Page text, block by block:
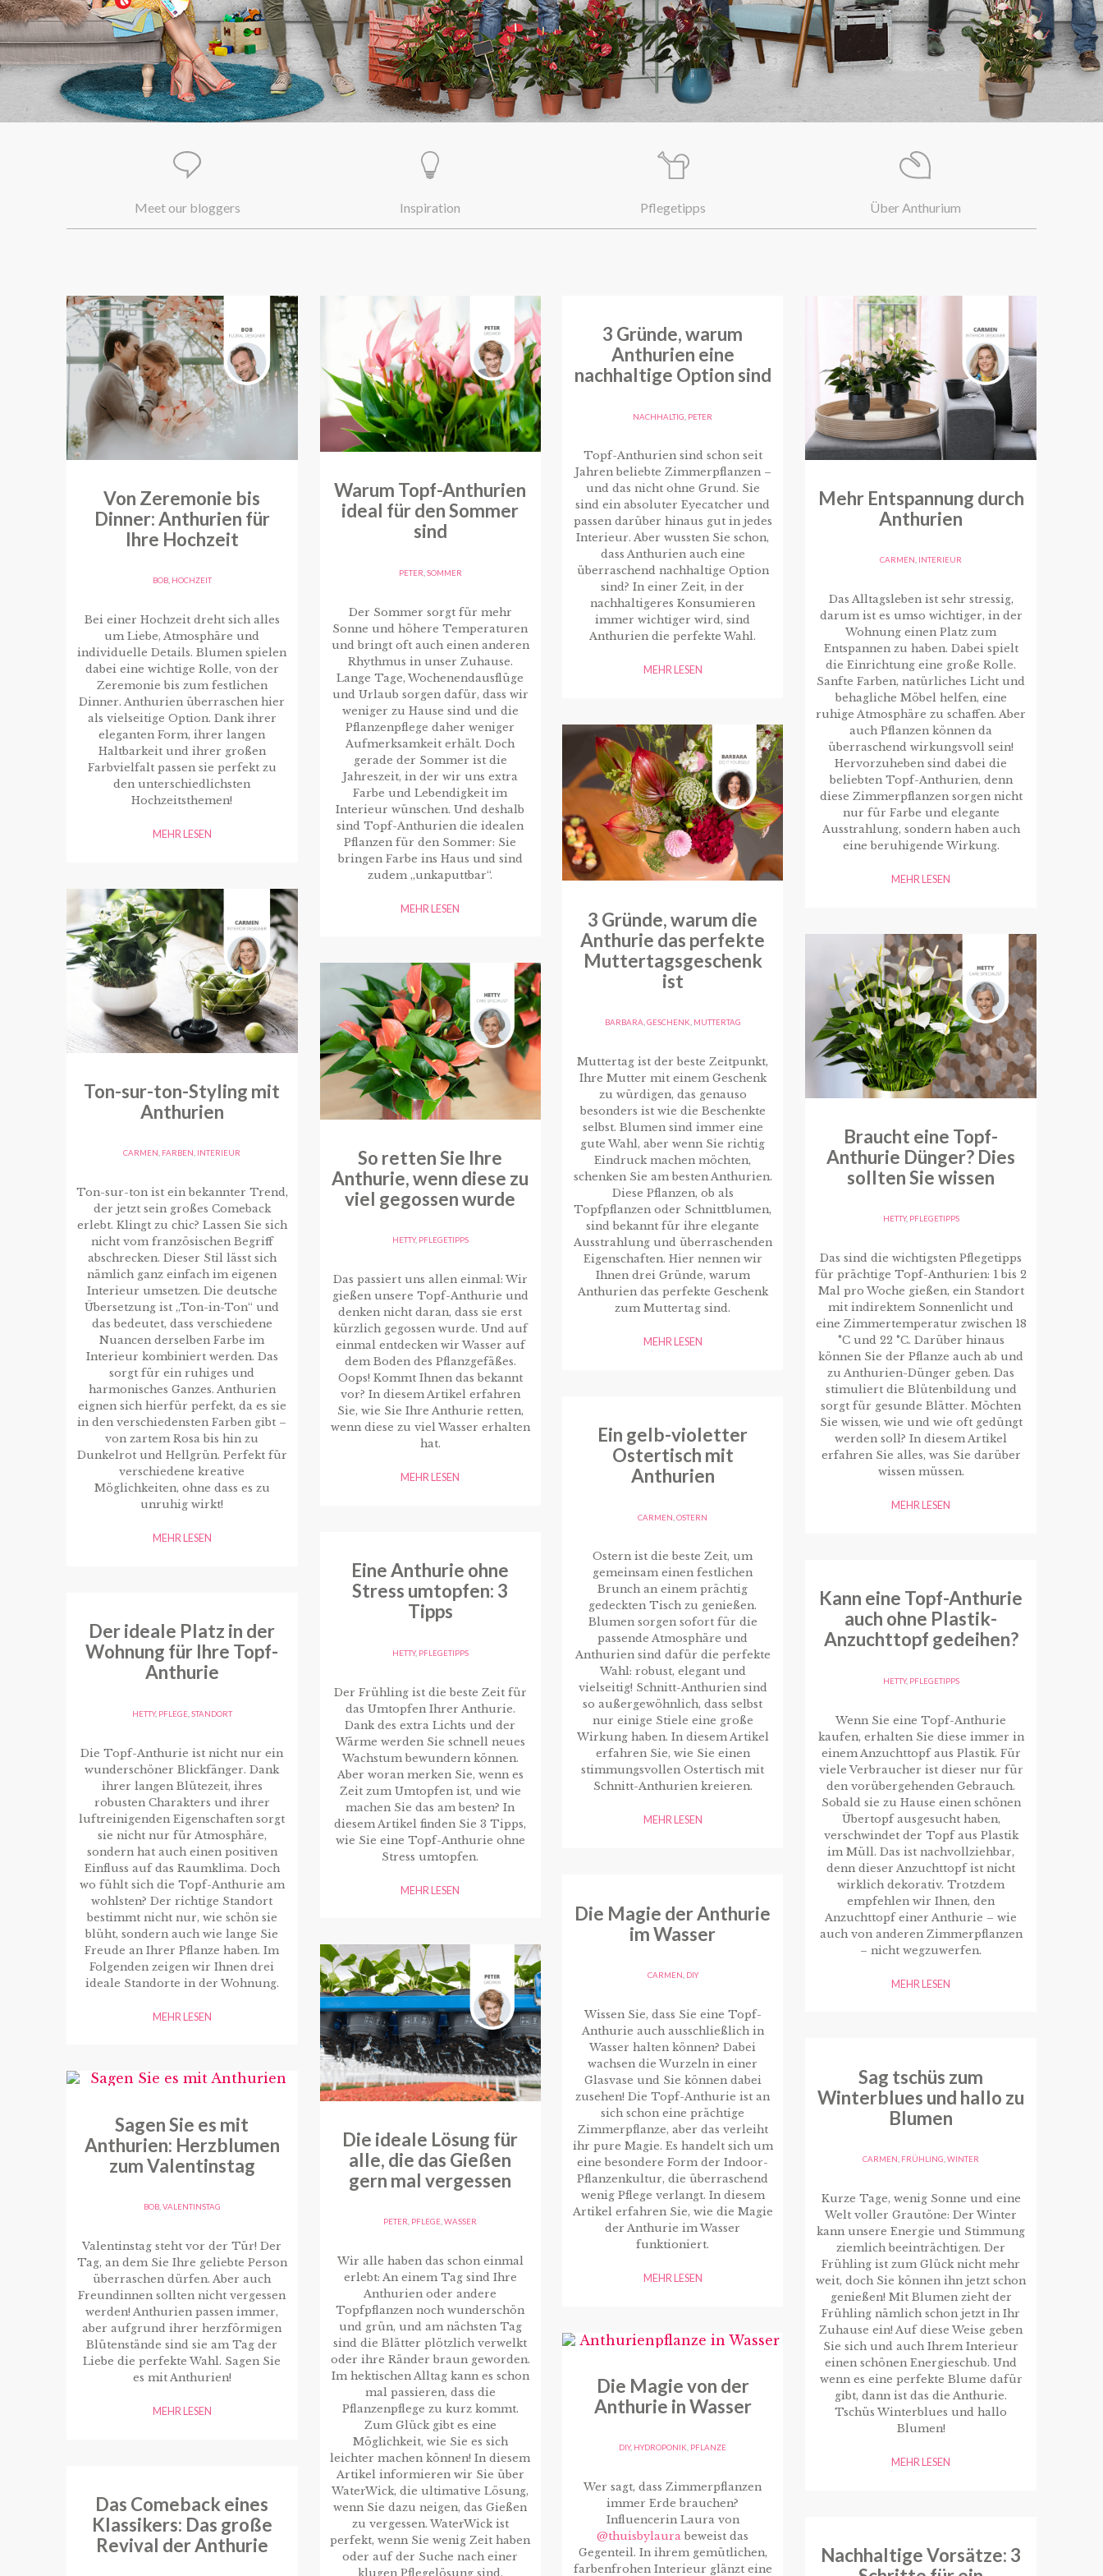
Meet our bloggers Inspiration Pflegetipps Über Anthurium
Von Zeremonie bis
Dinner: Anthurien für
Ihre Hochzeit
BOB, HOCHZEIT
Bei einer Hochzeit dreht sich alles
um Liebe, Atmosphäre und
individuelle Details. Blumen spielen
dabei eine wichtige Rolle, von der
Zeremonie bis zum festlichen
Dinner. Anthurien überraschen hier
als vielseitige Option. Dank ihrer
eleganten Form, ihrer langen
Haltbarkeit und ihrer großen
Farbvielfalt passen sie perfekt zu
den unterschiedlichsten
Hochzeitsthemen!
MEHR LESEN
Ton-sur-ton-Styling mit
Anthurien
CARMEN, FARBEN, INTERIEUR
Ton-sur-ton ist ein bekannter Trend,
der jetzt sein großes Comeback
erlebt. Klingt zu chic? Lassen Sie sich
nicht vom französischen Begriff
abschrecken. Dieser Stil lässt sich
nämlich ganz einfach im eigenen
Interieur umsetzen. Die deutsche
Übersetzung ist „Ton-in-Ton“ und
das bedeutet, dass verschiedene
Nuancen derselben Farbe im
Interieur kombiniert werden. Das
sorgt für ein ruhiges und
harmonisches Ganzes. Anthurien
eignen sich hierfür perfekt, da es sie
in den verschiedensten Farben gibt –
von zartem Rosa bis hin zu
Dunkelrot und Hellgrün. Perfekt für
verschiedene kreative
Möglichkeiten, ohne dass es zu
unruhig wirkt!
MEHR LESEN
Der ideale Platz in der
Wohnung für Ihre Topf-
Anthurie
HETTY, PFLEGE, STANDORT
Die Topf-Anthurie ist nicht nur ein
wunderschöner Blickfänger. Dank
ihrer langen Blütezeit, ihres
robusten Charakters und ihrer
luftreinigenden Eigenschaften sorgt
sie nicht nur für Atmosphäre,
sondern hat auch einen positiven
Einfluss auf das Raumklima. Doch
wo fühlt sich die Topf-Anthurie am
wohlsten? Der richtige Standort
bestimmt nicht nur, wie schön sie
blüht, sondern auch wie lange Sie
Freude an Ihrer Pflanze haben. Im
Folgenden zeigen wir Ihnen drei
ideale Standorte in der Wohnung.
MEHR LESEN
Sagen Sie es mit
Anthurien: Herzblumen
zum Valentinstag
BOB, VALENTINSTAG
Valentinstag steht vor der Tür! Der
Tag, an dem Sie Ihre geliebte Person
überraschen dürfen. Aber auch
Freundinnen sollten nicht vergessen
werden! Anthurien passen immer,
aber aufgrund ihrer herzförmigen
Blütenstände sind sie am Tag der
Liebe die perfekte Wahl. Sagen Sie
es mit Anthurien!
MEHR LESEN
Das Comeback eines
Klassikers: Das große
Revival der Anthurie
Warum Topf-Anthurien
ideal für den Sommer
sind
PETER SOMMER
Der Sommer sorgt für mehr
Sonne und höhere Temperaturen
und bringt oft auch einen anderen
Rhythmus in unser Zuhause.
Lange Tage, Wochenendausflüge
und Urlaub sorgen dafür, dass wir
weniger zu Hause sind und die
Pflanzenpflege daher weniger
Aufmerksamkeit erhält. Doch
gerade der Sommer ist die
Jahreszeit, in der wir uns extra
Farbe und Lebendigkeit im
Interieur wünschen. Und deshalb
sind Topf-Anthurien die idealen
Pflanzen für den Sommer: Sie
bringen Farbe ins Haus und sind
zudem „unkaputtbar“.
MEHR LESEN
So retten Sie Ihre
Anthurie, wenn diese zu
viel gegossen wurde
HETTY, PFLEGETIPPS
Das passiert uns allen einmal: Wir
gießen unsere Topf-Anthurie und
denken nicht daran, dass sie erst
kürzlich gegossen wurde. Und auf
einmal entdecken wir Wasser auf
dem Boden des Pflanzgefäßes.
Oops! Kommt Ihnen das bekannt
vor? In diesem Artikel erfahren
Sie, wie Sie Ihre Anthurie retten,
wenn diese zu viel Wasser erhalten
hat.
MEHR LESEN
Eine Anthurie ohne
Stress umtopfen: 3
Tipps
HETTY, PFLEGETIPPS
Der Frühling ist die beste Zeit für
das Umtopfen Ihrer Anthurie.
Dank des extra Lichts und der
Wärme werden Sie schnell neues
Wachstum bewundern können.
Aber woran merken Sie, wenn es
Zeit zum Umtopfen ist, und wie
machen Sie das am besten? In
diesem Artikel finden Sie 3 Tipps,
wie Sie eine Topf-Anthurie ohne
Stress umtopfen.
MEHR LESEN
Die ideale Lösung für
alle, die das Gießen
gern mal vergessen
PETER, PFLEGE,WASSER
Wir alle haben das schon einmal
erlebt: An einem Tag sind Ihre
Anthurien oder andere
Topfpflanzen noch wunderschön
und grün, und am nächsten Tag
sind die Blätter plötzlich verwelkt
oder ihre Ränder braun geworden.
Im hektischen Alltag kann es schon
mal passieren, dass die
Pflanzenpflege zu kurz kommt.
Zum Glück gibt es eine
Möglichkeit, wie Sie es sich
leichter machen können! In diesem
Artikel informieren wir Sie über
WaterWick, die ultimative Lösung,
wenn Sie dazu neigen, das Gießen
zu vergessen. WaterWick ist
perfekt, wenn Sie wenig Zeit haben
oder auf der Suche nach einer
klugen Pflegelösung sind.
3 Gründe, warum
Anthurien eine
nachhaltige Option sind
NACHHALTIG PETER
Topf-Anthurien sind schon seit
Jahren beliebte Zimmerpflanzen –
und das nicht ohne Grund. Sie
sind ein absoluter Eyecatcher und
passen darüber hinaus gut in jedes
Interieur. Aber wussten Sie schon,
dass Anthurien auch eine
überraschend nachhaltige Option
sind? In einer Zeit, in der
nachhaltigeres Konsumieren
immer wichtiger wird, sind
Anthurien die perfekte Wahl.
MEHR LESEN
3 Gründe, warum die
Anthurie das perfekte
Muttertagsgeschenk
ist
BARBARA,GESCHENK, MUTTERTAG
Muttertag ist der beste Zeitpunkt,
Ihre Mutter mit einem Geschenk
zu würdigen, das genauso
besonders ist wie die Beschenkte
selbst. Blumen sind immer eine
gute Wahl, aber wenn Sie richtig
Eindruck machen möchten,
schenken Sie am besten Anthurien.
Diese Pflanzen, ob als
Topfpflanzen oder Schnittblumen,
sind bekannt für ihre elegante
Ausstrahlung und überraschenden
Eigenschaften. Hier nennen wir
Ihnen drei Gründe, warum
Anthurien das perfekte Geschenk
zum Muttertag sind.
MEHR LESEN
Ein gelb-violetter
Ostertisch mit
Anthurien
CARMEN ,OSTERN
Ostern ist die beste Zeit, um
gemeinsam einen festlichen
Brunch an einem prächtig
gedeckten Tisch zu genießen.
Blumen sorgen sofort für die
passende Atmosphäre und
Anthurien sind dafür die perfekte
Wahl: robust, elegant und
vielseitig! Schnitt-Anthurien sind
so außergewöhnlich, dass selbst
nur einige Stiele eine große
Wirkung haben. In diesem Artikel
erfahren Sie, wie Sie einen
stimmungsvollen Ostertisch mit
Schnitt-Anthurien kreieren.
MEHR LESEN
Die Magie der Anthurie
im Wasser
CARMEN DIY
Wissen Sie, dass Sie eine Topf-
Anthurie auch ausschließlich in
Wasser halten können? Dabei
wachsen die Wurzeln in einer
Glasvase und Sie können dabei
zusehen! Die Topf-Anthurie ist an
sich schon eine prächtige
Zimmerpflanze, aber das verleiht
ihr pure Magie. Es handelt sich um
eine besondere Form der Indoor-
Pflanzenkultur, die überraschend
wenig Pflege verlangt. In diesem
Artikel erfahren Sie, wie die Magie
der Anthurie im Wasser
funktioniert.
MEHR LESEN
Die Magie von der
Anthurie in Wasser
DIY, HYDROPONIK, PFLANZE
Wer sagt, dass Zimmerpflanzen
immer Erde brauchen?
Influencerin Laura von
@thuisbylaura beweist das
Gegenteil. In ihrem gemütlichen,
farbenfrohen Interieur glänzt eine
Mehr Entspannung durch
Anthurien
CARMEN, INTERIEUR
Das Alltagsleben ist sehr stressig,
darum ist es umso wichtiger, in der
Wohnung einen Platz zum
Entspannen zu haben. Dabei spielt
die Einrichtung eine große Rolle.
Sanfte Farben, natürliches Licht und
behagliche Möbel helfen, eine
ruhige Atmosphäre zu schaffen. Aber
auch Pflanzen können da
überraschend wirkungsvoll sein!
Hervorzuheben sind dabei die
beliebten Topf-Anthurien, denn
diese Zimmerpflanzen sorgen nicht
nur für Farbe und elegante
Ausstrahlung, sondern haben auch
eine beruhigende Wirkung.
MEHR LESEN
Braucht eine Topf-
Anthurie Dünger? Dies
sollten Sie wissen
HETTY, PFLEGETIPPS
Das sind die wichtigsten Pflegetipps
für prächtige Topf-Anthurien: 1 bis 2
Mal pro Woche gießen, ein Standort
mit indirektem Sonnenlicht und
eine Zimmertemperatur zwischen 18
°C und 22 °C. Darüber hinaus
können Sie der Pflanze auch ab und
zu Anthurien-Dünger geben. Das
stimuliert die Blütenbildung und
sorgt für gesunde Blätter. Möchten
Sie wissen, wie und wie oft gedüngt
werden soll? In diesem Artikel
erfahren Sie alles, was Sie darüber
wissen müssen.
MEHR LESEN
Kann eine Topf-Anthurie
auch ohne Plastik-
Anzuchttopf gedeihen?
HETTY, PFLEGETIPPS
Wenn Sie eine Topf-Anthurie
kaufen, erhalten Sie diese immer in
einem Anzuchttopf aus Plastik. Für
viele Verbraucher ist dieser nur für
den vorübergehenden Gebrauch.
Sobald sie zu Hause einen schönen
Übertopf ausgesucht haben,
verschwindet der Topf aus Plastik
im Müll. Das ist nachvollziehbar,
denn dieser Anzuchttopf ist nicht
wirklich dekorativ. Trotzdem
empfehlen wir Ihnen, den
Anzuchttopf einer Anthurie – wie
auch von anderen Zimmerpflanzen
– nicht wegzuwerfen.
MEHR LESEN
Sag tschüs zum
Winterblues und hallo zu
Blumen
CARMEN FRÜHLING ,WINTER
Kurze Tage, wenig Sonne und eine
Welt voller Grautöne: Der Winter
kann unsere Energie und Stimmung
ziemlich beeinträchtigen. Der
Frühling ist zum Glück nicht mehr
weit, doch Sie können ihn jetzt schon
genießen! Mit Blumen zieht der
Frühling nämlich schon jetzt in Ihr
Zuhause ein! Auf diese Weise geben
Sie sich und auch Ihrem Interieur
einen schönen Energieschub. Und
wenn es eine perfekte Blume dafür
gibt, dann ist das die Anthurie.
Tschüs Winterblues und hallo
Blumen!
MEHR LESEN
Nachhaltige Vorsätze: 3